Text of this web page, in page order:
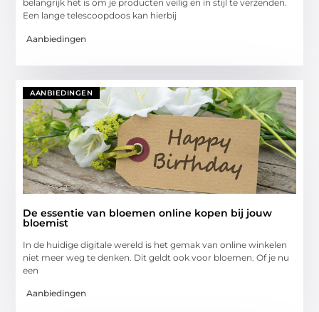
belangrijk het is om je producten veilig en in stijl te verzenden.
Een lange telescoopdoos kan hierbij
Aanbiedingen
AANBIEDINGEN
De essentie van bloemen online kopen bij jouw
bloemist
In de huidige digitale wereld is het gemak van online winkelen
niet meer weg te denken. Dit geldt ook voor bloemen. Of je nu
een
Aanbiedingen